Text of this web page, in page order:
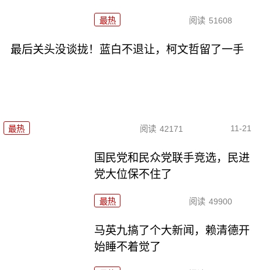
最热 阅读 51608
最后关头没谈拢！蓝白不退让，柯文哲留了一手
最热 阅读 42171 11-21
国民党和民众党联手竞选，民进
党大位保不住了
最热 阅读 49900
马英九搞了个大新闻，赖清德开
始睡不着觉了